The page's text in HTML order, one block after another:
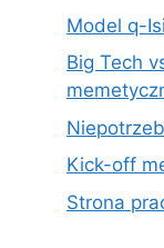
Model q-
Big Tech
Kick-off
Strona